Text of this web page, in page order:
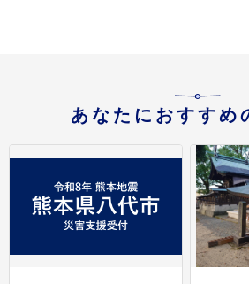
あなたにおすすめ